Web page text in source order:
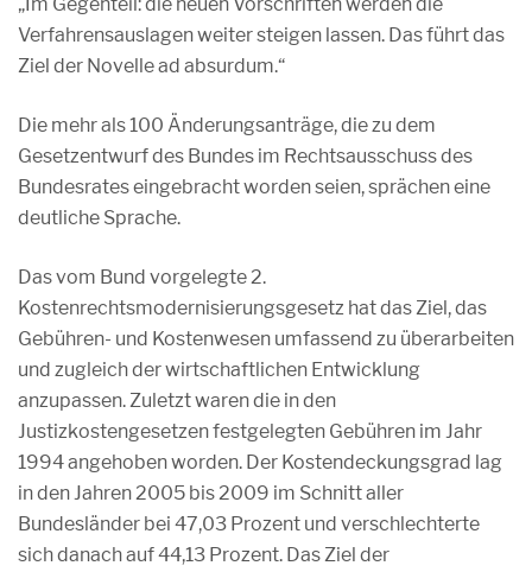
Verfahrensauslagen weiter steigen lassen. Das führt das
Ziel der Novelle ad absurdum.“
Die mehr als 100 Änderungsanträge, die zu dem
Gesetzentwurf des Bundes im Rechtsausschuss des
Bundesrates eingebracht worden seien, sprächen eine
deutliche Sprache.
Das vom Bund vorgelegte 2.
Kostenrechtsmodernisierungsgesetz hat das Ziel, das
Gebühren- und Kostenwesen umfassend zu überarbeiten
und zugleich der wirtschaftlichen Entwicklung
anzupassen. Zuletzt waren die in den
Justizkostengesetzen festgelegten Gebühren im Jahr
1994 angehoben worden. Der Kostendeckungsgrad lag
in den Jahren 2005 bis 2009 im Schnitt aller
Bundesländer bei 47,03 Prozent und verschlechterte
sich danach auf 44,13 Prozent. Das Ziel der